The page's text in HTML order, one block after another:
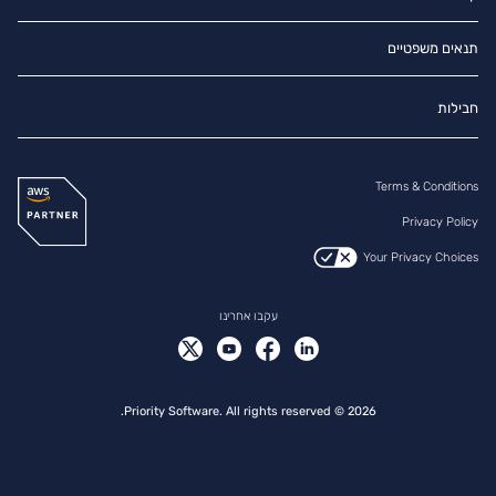
חבילות
סיפורי לקוח
ליצור קשר
פריוריטי- תמיכה
משאבים
תנאים משפטיים
Terms ERP
Terms Retail
חבילות
Terms & Conditions
Privacy Policy
Your Privacy Choices
עקבו אחרינו
2026 © Priority Software. All rights reserved.